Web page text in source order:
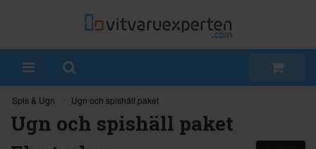
Spis & Ugn Ugn och spishäll paket
Ugn och spishäll paket